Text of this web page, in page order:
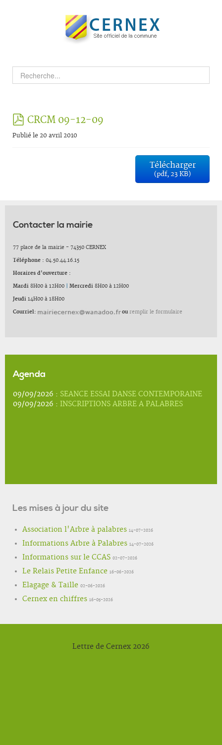
pdf
CRCM 09-12-09
Publié le 20 avril 2010
Télécharger
(pdf, 23 KB)
Contacter la mairie
77 place de la mairie - 74350 CERNEX
Téléphone : 04.50.44.16.15
Horaires d'ouverture :
Mardi 8H00 à 12H00 Mercredi 8H00 à 12H00
Jeudi 14H00 à 18H00
Courriel: ou remplir le formulaire
Agenda
09/09/2026 : SEANCE ESSAI DANSE CONTEMPORAINE
09/09/2026 : INSCRIPTIONS ARBRE A PALABRES
Les mises à jour du site
Association l'Arbre à palabres 14-07-2026
Informations Arbre à Palabres 14-07-2026
Informations sur le CCAS 02-07-2026
Le Relais Petite Enfance 16-06-2026
Elagage & Taille 02-06-2026
Cernex en chiffres 16-05-2026
Lettre de Cernex 2026